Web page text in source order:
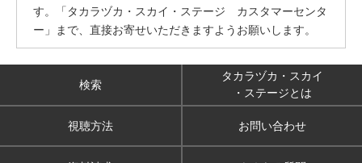
す。「タカラヅカ・スカイ・ステージ カスタマーセンタ
ー」まで、直接お寄せいただきますようお願いします。
検索
タカラヅカ・スカイ
・ステージとは
視聴方法 お問い合わせ